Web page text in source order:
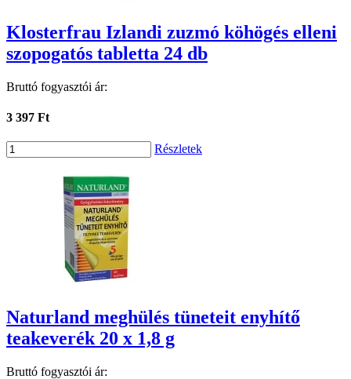
Klosterfrau Izlandi zuzmó köhögés elleni
szopogatós tabletta 24 db
Bruttó fogyasztói ár:
3 397 Ft
Részletek
Naturland meghülés tüneteit enyhítő
teakeverék 20 x 1,8 g
Bruttó fogyasztói ár: